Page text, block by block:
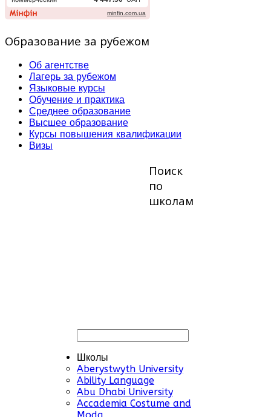
Образование за рубежом
Об агентстве
Лагерь за рубежом
Языковые курсы
Обучение и практика
Среднее образование
Высшее образование
Курсы повышения квалификации
Визы
Поиск
по
школам
Школы
Aberystwyth University
Ability Language
Abu Dhabi University
Accademia Costume and